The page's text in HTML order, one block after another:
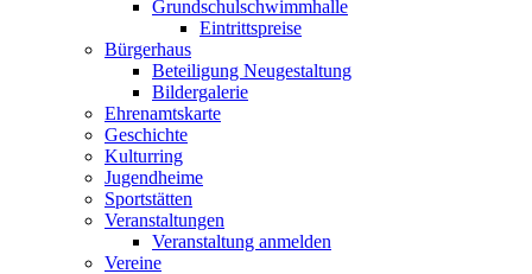
Grundschulschwimmhalle
Eintrittspreise
Bürgerhaus
Beteiligung Neugestaltung
Bildergalerie
Ehrenamtskarte
Geschichte
Kulturring
Jugendheime
Sportstätten
Veranstaltungen
Veranstaltung anmelden
Vereine